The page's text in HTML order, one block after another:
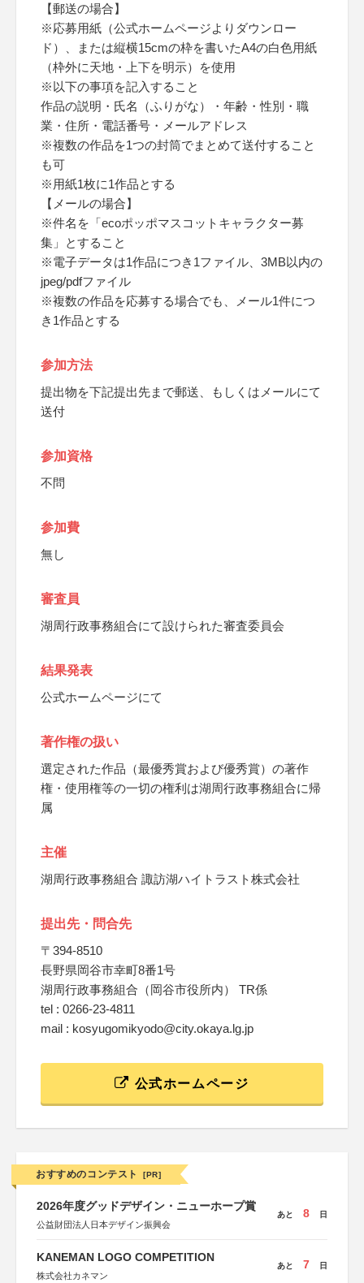
【郵送の場合】
※応募用紙（公式ホームページよりダウンロー
ド）、または縦横15cmの枠を書いたA4の白色用紙
（枠外に天地・上下を明示）を使用
※以下の事項を記入すること
作品の説明・氏名（ふりがな）・年齢・性別・職
業・住所・電話番号・メールアドレス
※複数の作品を1つの封筒でまとめて送付すること
も可
※用紙1枚に1作品とする
【メールの場合】
※件名を「ecoポッポマスコットキャラクター募
集」とすること
※電子データは1作品につき1ファイル、3MB以内の
jpeg/pdfファイル
※複数の作品を応募する場合でも、メール1件につ
き1作品とする
参加方法
提出物を下記提出先まで郵送、もしくはメールにて
送付
参加資格
不問
参加費
無し
審査員
湖周行政事務組合にて設けられた審査委員会
結果発表
公式ホームページにて
著作権の扱い
選定された作品（最優秀賞および優秀賞）の著作
権・使用権等の一切の権利は湖周行政事務組合に帰
属
主催
湖周行政事務組合 諏訪湖ハイトラスト株式会社
提出先・問合先
〒394-8510
長野県岡谷市幸町8番1号
湖周行政事務組合（岡谷市役所内） TR係
tel : 0266-23-4811
mail : kosyugomikyodo@city.okaya.lg.jp
公式ホームページ
おすすめのコンテスト [PR]
2026年度グッドデザイン・ニューホープ賞
公益財団法人日本デザイン振興会
あと 8 日
KANEMAN LOGO COMPETITION
株式会社カネマン
あと 7 日